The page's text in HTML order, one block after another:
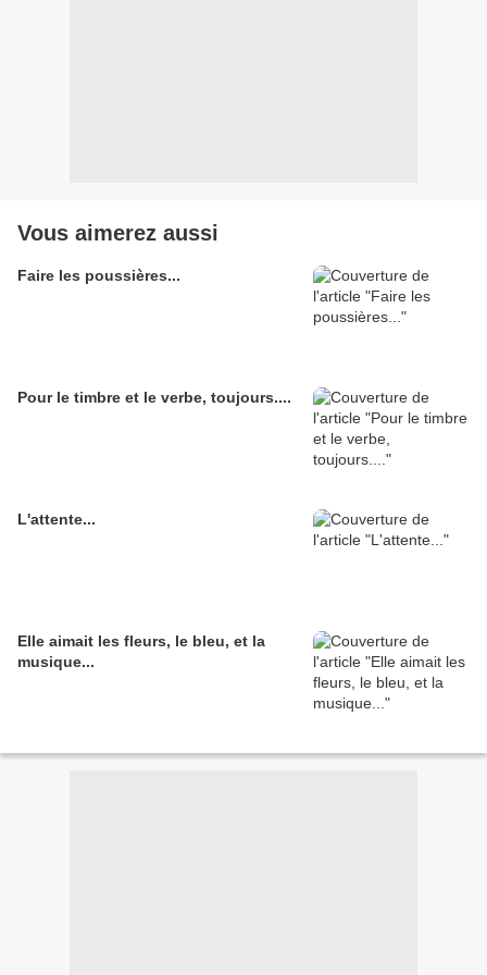
Vous aimerez aussi
Faire les poussières...
Pour le timbre et le verbe, toujours....
L'attente...
Elle aimait les fleurs, le bleu, et la
musique...